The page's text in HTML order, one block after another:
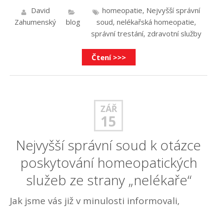
David
Zahumenský
blog
homeopatie, Nejvyšší správní
soud, nelékařská homeopatie,
správní trestání, zdravotní služby
Čtení >>>
ZÁŘ
15
Nejvyšší správní soud k otázce
poskytování homeopatických
služeb ze strany „nelékaře“
Jak jsme vás již v minulosti informovali,